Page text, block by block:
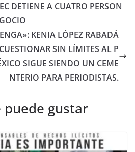
DETIENE A CUATRO PERSON
KENIA LÓPEZ RABADÁ
SIN LÍMITES AL P
SIGUE SIENDO UN CEME
NTERIO PARA PERIODISTAS.
gustar